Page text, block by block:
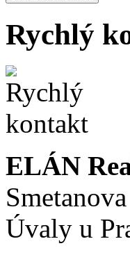
Rychlý
ELÁN
Úvaly u